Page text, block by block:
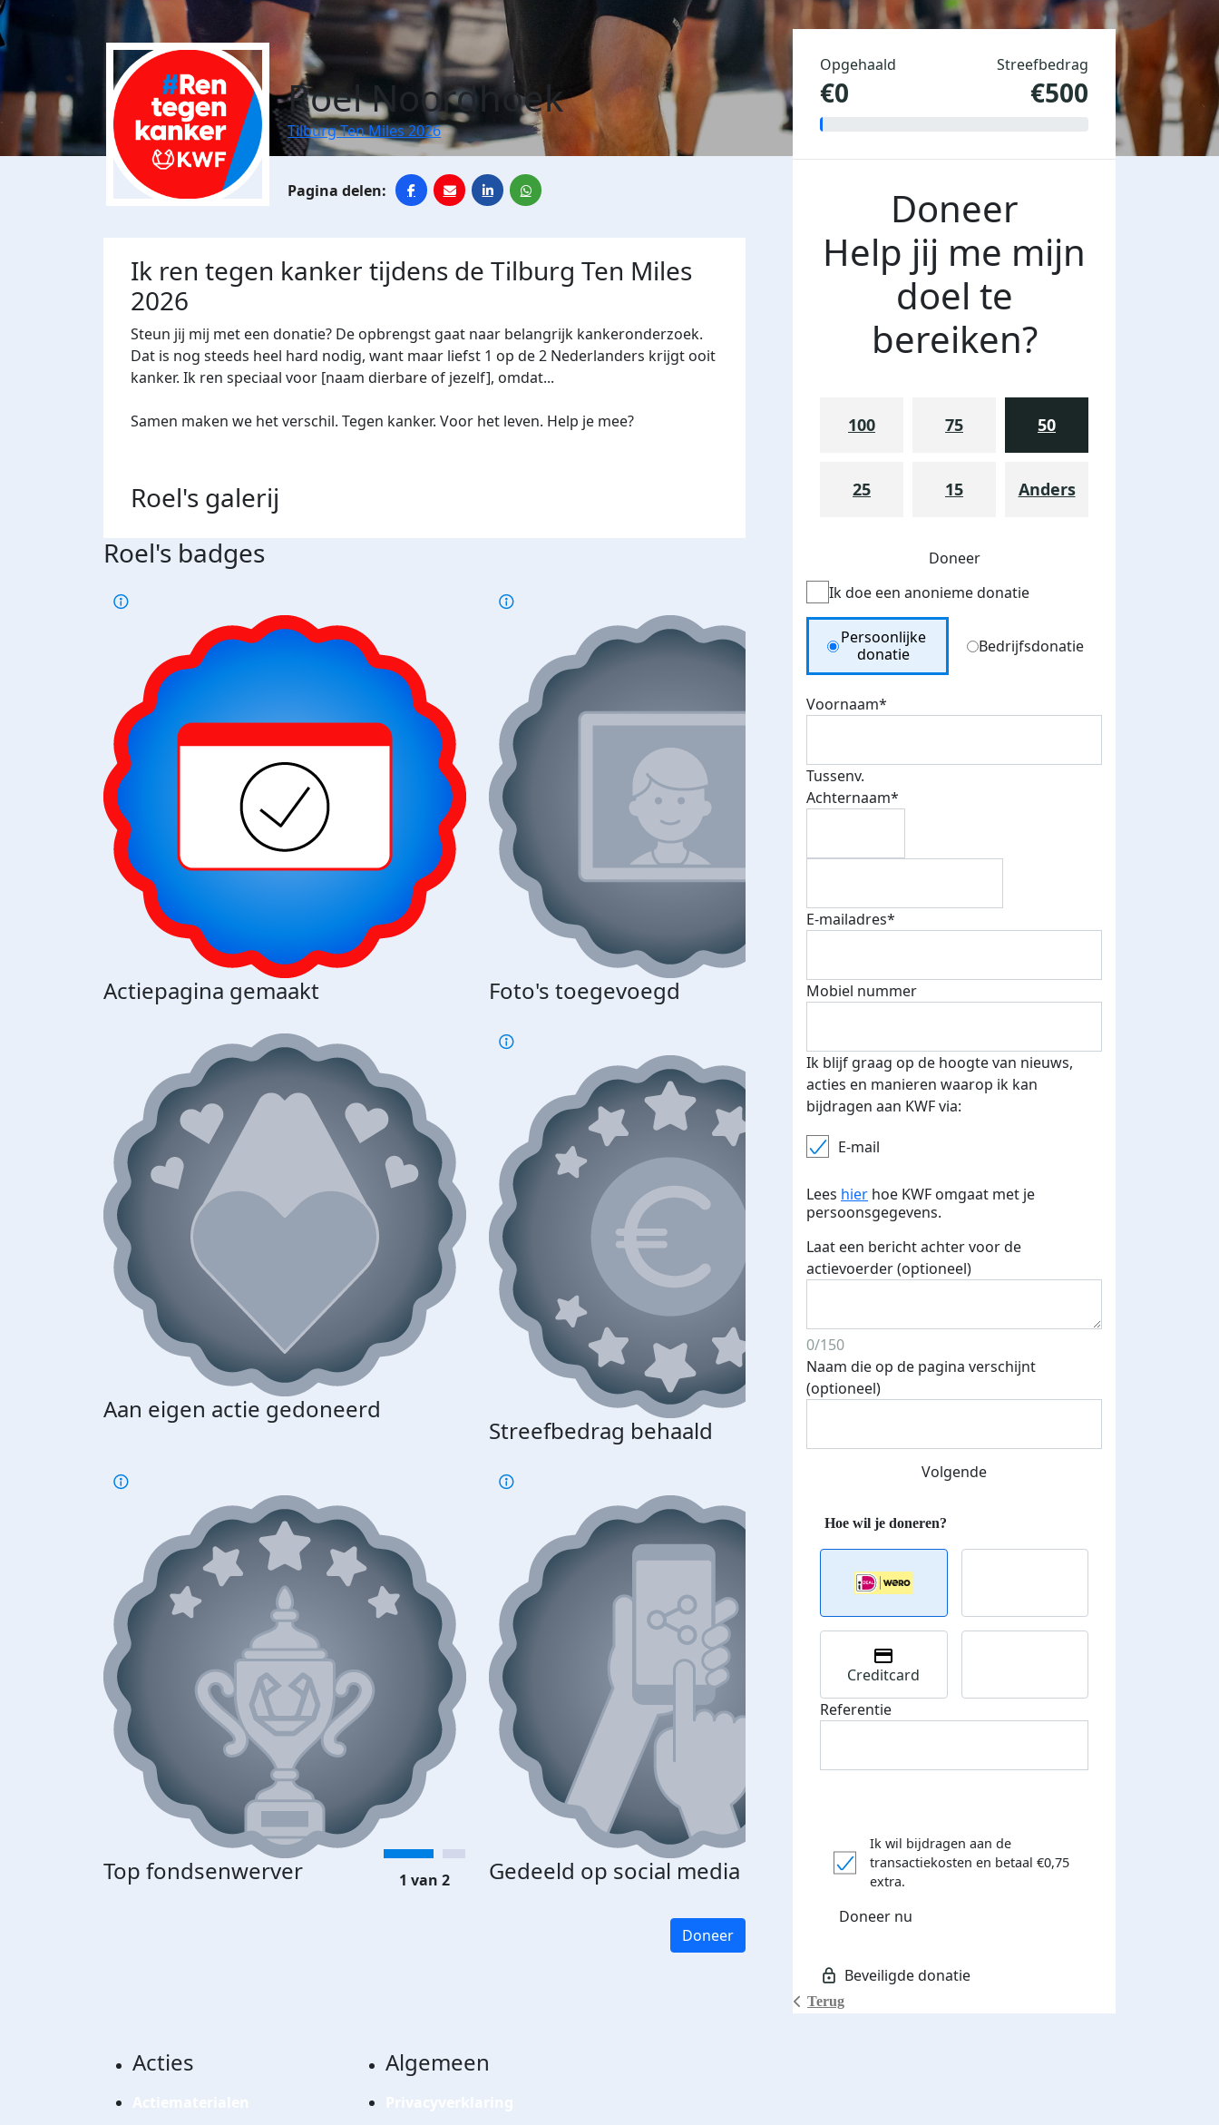
Roel Noordhoek
Tilburg Ten Miles 2026
Ik ren tegen kanker tijdens de Tilburg Ten Miles
2026
Steun jij mij met een donatie? De opbrengst gaat naar belangrijk kankeronderzoek.
Dat is nog steeds heel hard nodig, want maar liefst 1 op de 2 Nederlanders krijgt ooit
kanker. Ik ren speciaal voor [naam dierbare of jezelf], omdat...
Samen maken we het verschil. Tegen kanker. Voor het leven. Help je mee?
Roel's galerij
Roel's badges
Actiepagina gemaakt Foto's toegevoegd E-mails verstuurd
Aan eigen actie gedoneerd
Streefbedrag behaald
Top fondsenwerver Gedeeld op social media Donateurs bedankt
je je speciale KWF t-shirt!
1 van 2
Doneer
Opgehaald
€0
Streefbedrag
€500
Doneer
Help jij me mijn
doel te
bereiken?
100 75 50
25 15 Anders
Doneer
Ik doe een anonieme donatie
Donation Type
Persoonlijke
donatie
Bedrijfsdonatie
Voornaam*
Tussenv.
Achternaam*
E-mailadres*
Mobiel nummer
Ik blijf graag op de hoogte van nieuws,
acties en manieren waarop ik kan
bijdragen aan KWF via:
E-mail
Lees hier hoe KWF omgaat met je
persoonsgegevens.
Laat een bericht achter voor de
actievoerder (optioneel)
0/150
Naam die op de pagina verschijnt
(optioneel)
Volgende
Terug
Creditcard
Referentie
Ik wil bijdragen aan de
transactiekosten en betaal €0,75
extra.
Doneer nu
Acties Algemeen